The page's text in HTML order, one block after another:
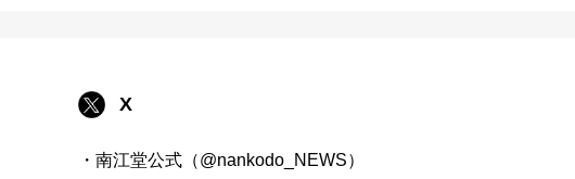
X
・南江堂公式（@nankodo_NEWS）